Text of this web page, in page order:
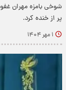
شوخی بامزه مهران
پر از خنده کرد.
۱ مهر ۱۴۰۴